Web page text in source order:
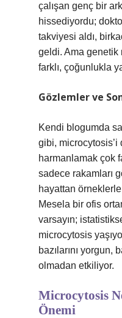
çalışan genç bir
hissediyordu;
takviyesi aldı,
geldi. Ama genetik
farklı, çoğunlukla
Gözlemler ve
Kendi blogumda
gibi,
harmanlamak çok
sadece rakamları
hayattan
Mesela bir ofis
varsayın;
microcytosis
bazılarını yorgun,
olmadan etkiliyor.
Microcytosis
Önemi